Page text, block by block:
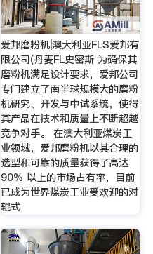
爱邦磨粉机|澳大利亚FLS爱邦有
限公司(丹麦FL史密斯 为确保其
磨粉机满足设计要求，爱邦公司
专门建立了南半球规模大的磨粉
机研究、开发与中试系统，使得
其产品在技术和质量上不断超越
竞争对手。 在澳大利亚煤炭工
业领域，爱邦磨粉机以其合理的
选型和可靠的质量获得了高达
90% 以上的市场占有率，目前
已成为世界煤炭工业受欢迎的对
辊式